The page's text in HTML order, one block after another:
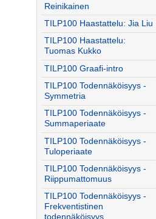
Reinikainen
TILP100 Haastattelu: Jia Liu
TILP100 Haastattelu:
Tuomas Kukko
TILP100 Graafi-intro
TILP100 Todennäköisyys -
Symmetria
TILP100 Todennäköisyys -
Summaperiaate
TILP100 Todennäköisyys -
Tuloperiaate
TILP100 Todennäköisyys -
Riippumattomuus
TILP100 Todennäköisyys -
Frekventistinen
todennäköisyys